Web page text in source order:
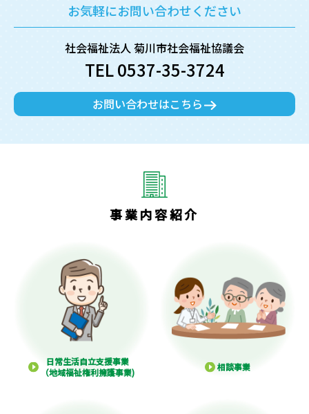
お気軽にお問い合わせください
社会福祉法人 菊川市社会福祉協議会
TEL 0537-35-3724
お問い合わせはこちら
事業内容紹介
日常生活自立支援事業
（地域福祉権利擁護事業)
相談事業